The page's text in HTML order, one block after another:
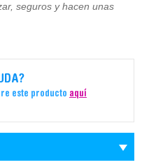
seguros y hacen unas
este producto aquí